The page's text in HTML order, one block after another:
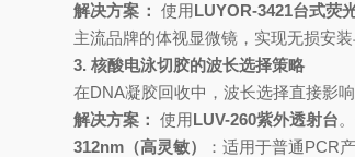
解决方案： 使用LUYOR-3421台式荧
主流品牌的体视显微镜，实现无损安
3. 核酸电泳切胶的波长选择策略
在DNA凝胶回收中，波长选择直接影响
解决方案： 使用LUV-260紫外透射台
312nm（高灵敏）
：适用于普通PCR